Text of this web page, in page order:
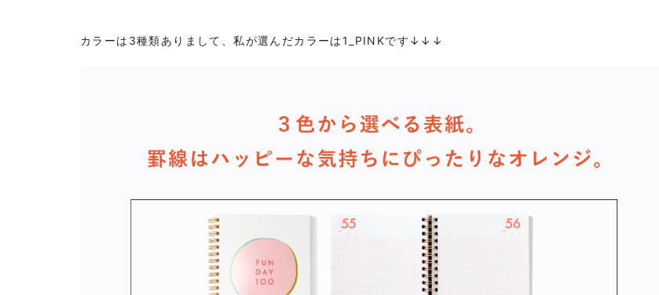
カラーは3種類ありまして、私が選んだカラーは1_PINKです↓↓↓